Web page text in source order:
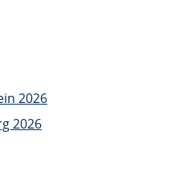
2026
2026